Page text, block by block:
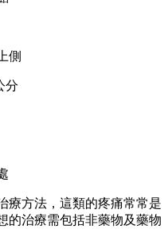
側
分
方法，這類的疼痛常常是
的治療需包括非藥物及藥物